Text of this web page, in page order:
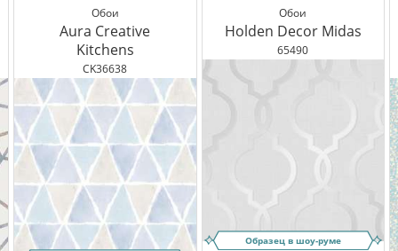
Обои
Aura Creative
Kitchens
CK36638
Обои
Holden Decor Midas
65490
Образец в шоу-руме